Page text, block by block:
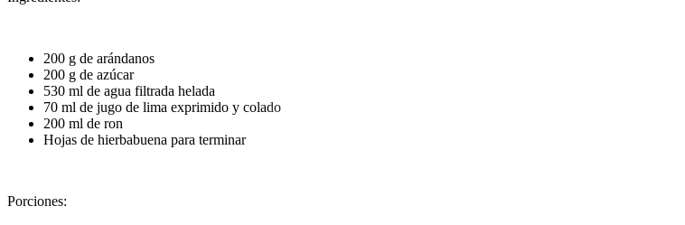
200 g de arándanos
200 g de azúcar
530 ml de agua filtrada helada
70 ml de jugo de lima exprimido y colado
200 ml de ron
Hojas de hierbabuena para terminar
Porciones: